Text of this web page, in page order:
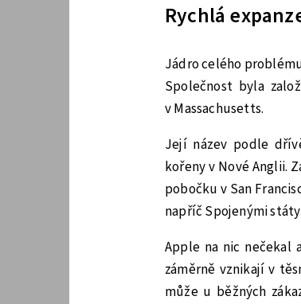
Rychlá
Jádro celého
Společnost byla
v Massachusetts.
Její název podle
kořeny v Nové Anglii.
pobočku v San
napříč Spojenými státy.
Apple na nic nečekal
záměrně vznikají v
může u běžných